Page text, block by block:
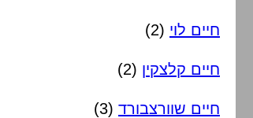
חיים לוי (2)
חיים קלצקין (2)
חיים שוורצבורד (3)